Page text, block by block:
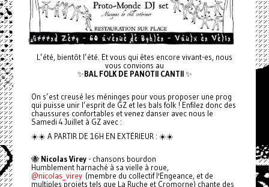
L’été, bientôt l’été. Et vous qui êtes encore vivant-es, nous
vous convions au
✨BAL FOLK DE PANOTII CANTII✨
On s’est creusé les méninges pour vous proposer une prog
qui puisse unir l’esprit de GZ et les bals folk ! Enfilez donc des
chaussures confortables et venez danser avec nous le
Samedi 4 Juillet à GZ avec :
☀️☀️ A PARTIR DE 16H EN EXTÉRIEUR : ☀️☀️
🐝Nicolas Virey- chansons bourdon
Humblement harnaché à sa vielle à roue,
@nicolas_virey(membre du collectif l'Engeance, et de
multiples projets tels que La Ruche et Cromorne) chante des